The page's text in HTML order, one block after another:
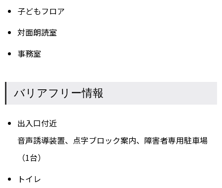
子どもフロア
対面朗読室
事務室
バリアフリー情報
出入口付近
音声誘導装置、点字ブロック案内、障害者専用駐車場
（1台）
トイレ